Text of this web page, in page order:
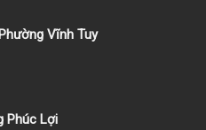
Vĩnh Tuy
Phúc Lợi